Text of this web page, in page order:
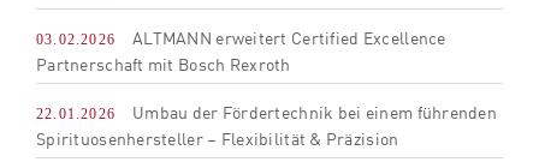
03.02.2026
ALTMANN erweitert Certified Excellence
Partnerschaft mit Bosch Rexroth
22.01.2026
Umbau der Fördertechnik bei einem führenden
Spirituosenhersteller – Flexibilität & Präzision